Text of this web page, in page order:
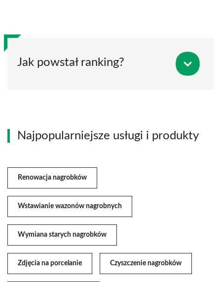
Jak powstał ranking?
Najpopularniejsze usługi i produkty
Renowacja nagrobków
Wstawianie wazonów nagrobnych
Wymiana starych nagrobków
Zdjęcia na porcelanie Czyszczenie nagrobków